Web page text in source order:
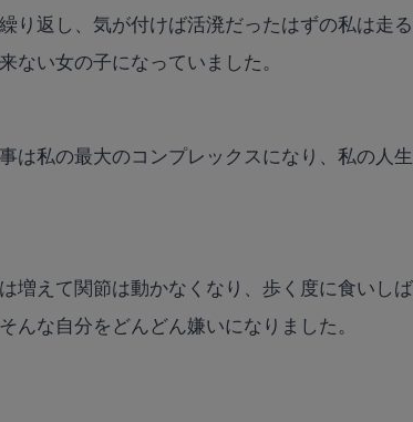
り返し、気が付けば活溌だったはずの私は走る
ない女の子になっていました。
は私の最大のコンプレックスになり、私の人生
増えて関節は動かなくなり、歩く度に食いしば
んな自分をどんどん嫌いになりました。